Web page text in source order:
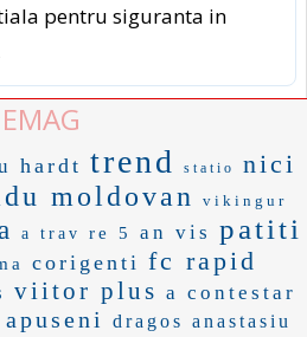
pentru siguranta in
EMAG
hardt trend statio
nici
moldovan vikingur
a trav re 5 an vis patiti
corigenti fc rapid
viitor plus a contestar
dragos anastasiu